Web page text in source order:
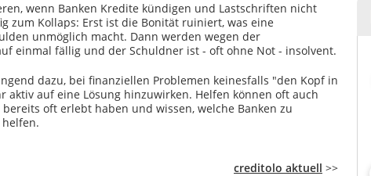
wenn Banken Kredite kündigen und Lastschriften nicht
zum Kollaps: Erst ist die Bonität ruiniert, was eine
unmöglich macht. Dann werden wegen der
einmal fällig und der Schuldner ist - oft ohne Not - insolvent.
dazu, bei finanziellen Problemen keinesfalls "den Kopf in
aktiv auf eine Lösung hinzuwirken. Helfen können oft auch
oft erlebt haben und wissen, welche Banken zu
creditolo aktuell >>